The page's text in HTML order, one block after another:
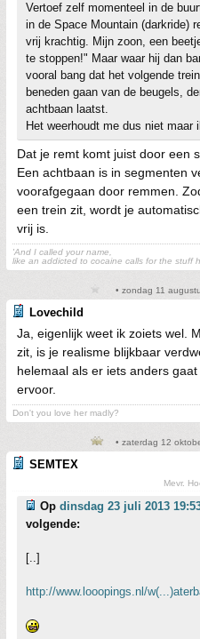
Vertoef zelf momenteel in de
in de Space Mountain (darkride)
vrij krachtig. Mijn zoon, een
te stoppen!" Maar waar hij dan
vooral bang dat het volgende
beneden gaan van de beugels,
achtbaan laatst.
Het weerhoudt me dus niet maar
Dat je remt komt juist door een
Een achtbaan is in segmenten
voorafgegaan door remmen.
een trein zit, wordt je
vrij is.
'And I called your name,
like an addicted to cocaine calls for the stuff
• zondag 11
Lovechild
Ja, eigenlijk weet ik zoiets wel.
zit, is je realisme blijkbaar
helemaal als er iets anders
ervoor.
Don't you love her madly?
• zaterdag 12
SEMTEX
Mevr.
Op dinsdag 23 juli 2013
volgende:
[..]
http://www.looopings.nl/